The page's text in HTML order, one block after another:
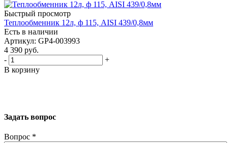
Быстрый просмотр
Теплообменник 12л, ф 115, AISI 439/0,8мм
Есть в наличии
Артикул: GP4-003993
4 390 руб.
-
+
В корзину
Задать вопрос
Вопрос *